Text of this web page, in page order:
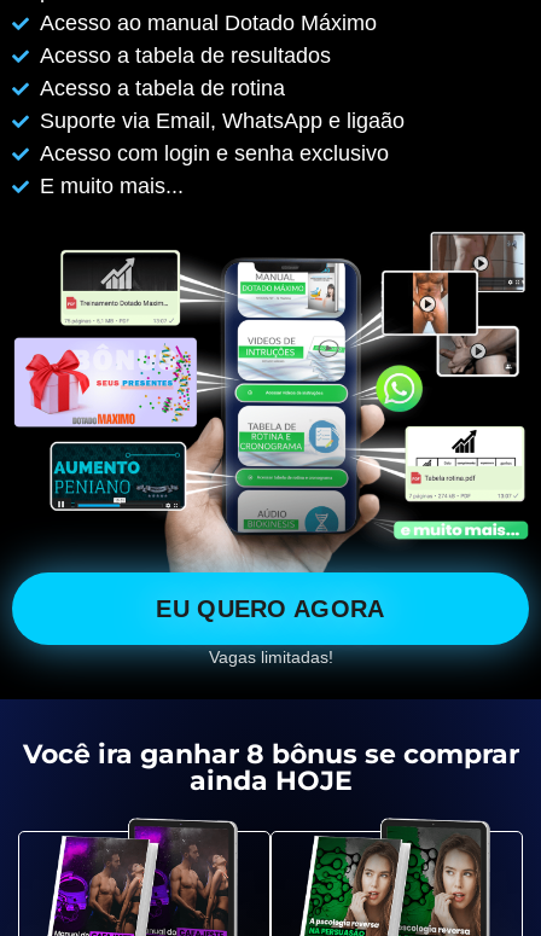
Acesso ao manual Dotado Máximo
Acesso a tabela de resultados
Acesso a tabela de rotina
Suporte via Email, WhatsApp e ligaão
Acesso com login e senha exclusivo
E muito mais...
EU QUERO AGORA
Vagas limitadas!
Você ira ganhar 8 bônus se comprar
ainda HOJE